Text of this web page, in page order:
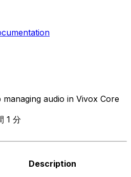
audio in Vivox Core
1 分
Description